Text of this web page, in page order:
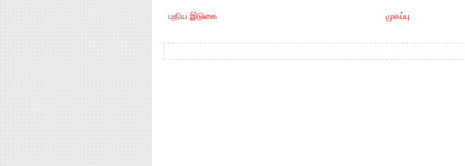
புதிய இடுகை முகப்பு